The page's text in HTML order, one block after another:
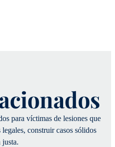
para víctimas de lesiones que
construir casos sólidos
justa.